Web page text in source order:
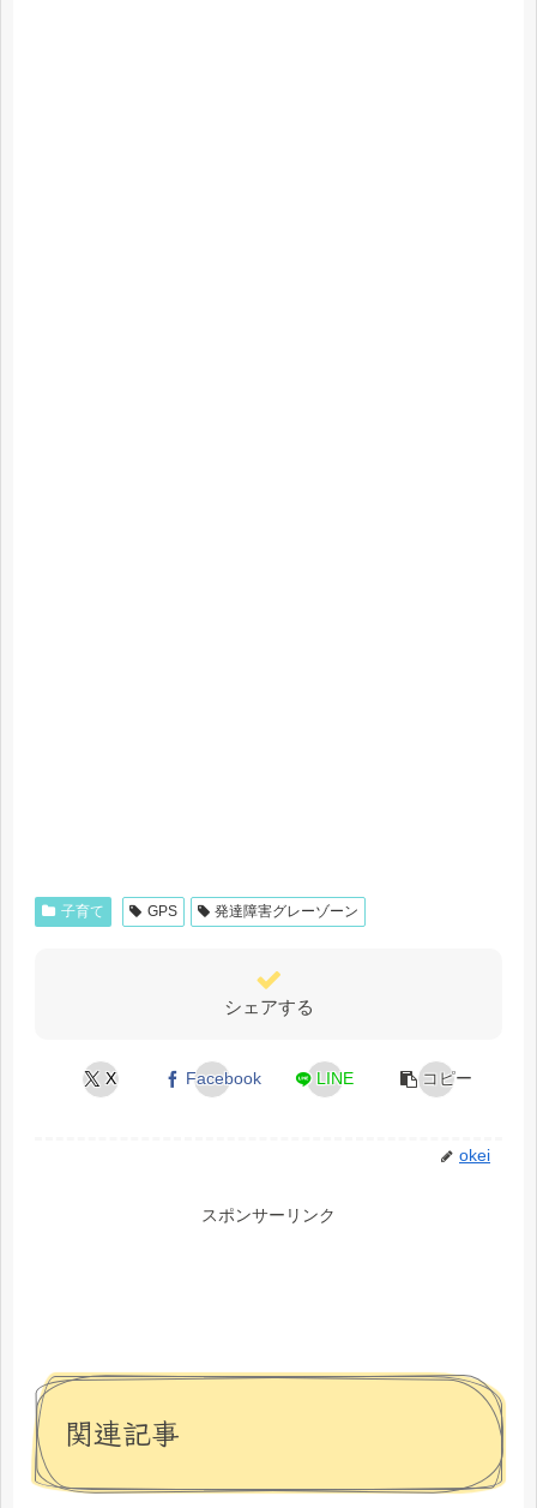
子育て GPS 発達障害グレーゾーン
シェアする
X Facebook LINE コピー
okei
スポンサーリンク
関連記事